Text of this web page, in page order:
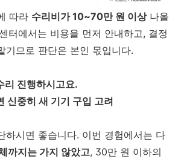
따라 수리비가 10~70만 원 이상나올
터에서는 비용을 먼저 안내하고, 결정
기므로 판단은 본인 몫입니다.
리 진행하시고요.
신중히 새 기기 구입 고려
하시면 좋습니다. 이번 경험에서는 다
까지는 가지 않았고, 30만 원 이하의